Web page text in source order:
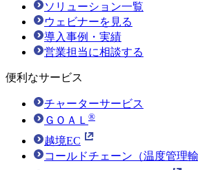
ソリューション一覧
ウェビナーを見る
導入事例・実績
営業担当に相談する
便利なサービス
チャーターサービス
ＧＯＡＬ ®
越境EC
コールドチェーン（温度管理